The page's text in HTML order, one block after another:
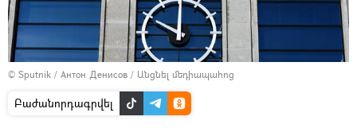
© Sputnik / Антон Денисов / Անցնել մեդիապահոց
Բաժանորդագրվել